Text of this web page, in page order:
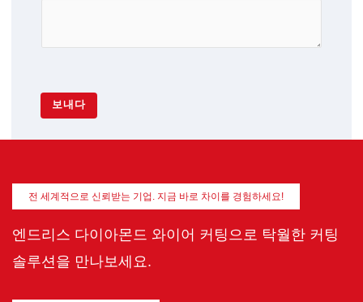
보내다
전 세계적으로 신뢰받는 기업. 지금 바로 차이를 경험하세요!
엔드리스 다이아몬드 와이어 커팅으로 탁월한 커팅
솔루션을 만나보세요.